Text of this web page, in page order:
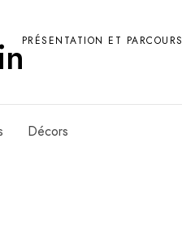
PRÉSENTATION ET PARCOURS
Décors